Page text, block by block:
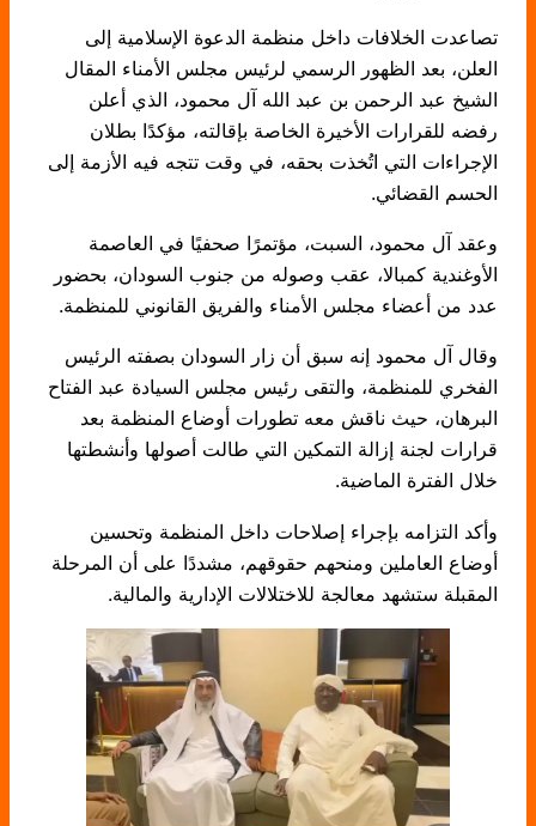
تصاعدت الخلافات داخل منظمة الدعوة الإسلامية إلى
العلن، بعد الظهور الرسمي لرئيس مجلس الأمناء المقال
الشيخ عبد الرحمن بن عبد الله آل محمود، الذي أعلن
رفضه للقرارات الأخيرة الخاصة بإقالته، مؤكدًا بطلان
الإجراءات التي اتُخذت بحقه، في وقت تتجه فيه الأزمة إلى
الحسم القضائي.
وعقد آل محمود، السبت، مؤتمرًا صحفيًا في العاصمة
الأوغندية كمبالا، عقب وصوله من جنوب السودان، بحضور
عدد من أعضاء مجلس الأمناء والفريق القانوني للمنظمة.
وقال آل محمود إنه سبق أن زار السودان بصفته الرئيس
الفخري للمنظمة، والتقى رئيس مجلس السيادة عبد الفتاح
البرهان، حيث ناقش معه تطورات أوضاع المنظمة بعد
قرارات لجنة إزالة التمكين التي طالت أصولها وأنشطتها
خلال الفترة الماضية.
وأكد التزامه بإجراء إصلاحات داخل المنظمة وتحسين
أوضاع العاملين ومنحهم حقوقهم، مشددًا على أن المرحلة
المقبلة ستشهد معالجة للاختلالات الإدارية والمالية.